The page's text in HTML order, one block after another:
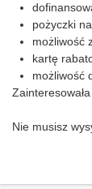
pożyczki
możliwość
kartę
możliwość
Nie musisz